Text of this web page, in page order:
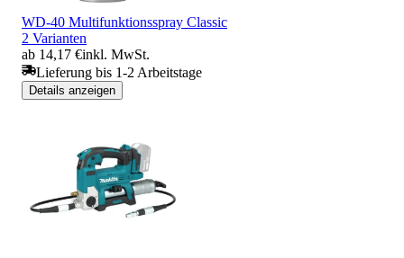
WD-40 Multifunktionsspray Classic
2 Varianten
ab 14,17 €inkl. MwSt.
Lieferung bis 1-2 Arbeitstage
Details anzeigen